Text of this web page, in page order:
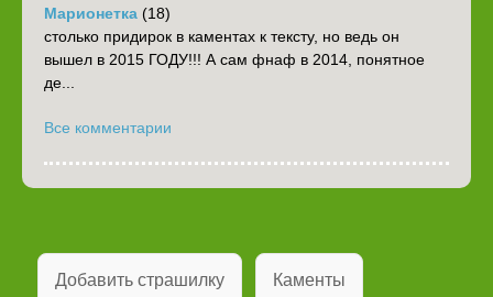
Марионетка (18)
столько придирок в каментах к тексту, но ведь он
вышел в 2015 ГОДУ!!! А сам фнаф в 2014, понятное
де...
Все комментарии
Добавить страшилку Каменты